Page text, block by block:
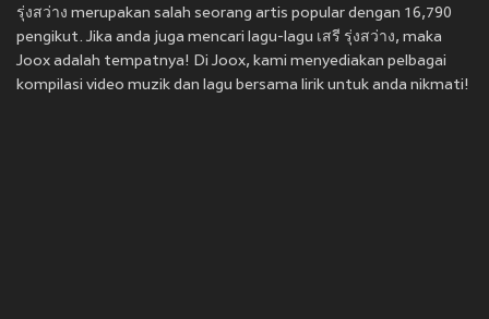
รุ่งสว่าง merupakan salah seorang artis popular dengan 16,790
pengikut. Jika anda juga mencari lagu-lagu เสรี รุ่งสว่าง, maka
Joox adalah tempatnya! Di Joox, kami menyediakan pelbagai
kompilasi video muzik dan lagu bersama lirik untuk anda nikmati!